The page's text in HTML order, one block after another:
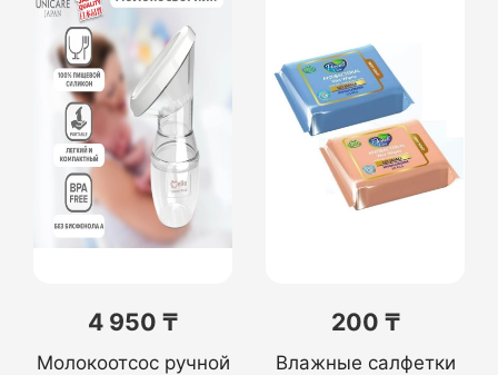
4 950 ₸
Молокоотсос ручной
200 ₸
Влажные салфетки